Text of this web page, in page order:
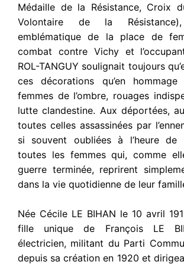
Médaille de la Résistance, Croix
Volontaire de la
emblématique de la place de
combat contre Vichy et
ROL-TANGUY soulignait toujours
ces décorations qu’en
femmes de l’ombre, rouages
lutte clandestine. Aux déportées,
toutes celles assassinées par
si souvent oubliées à l’heure
toutes les femmes qui, comme
guerre terminée, reprirent
dans la vie quotidienne de leur
Née Cécile LE BIHAN le 10 avril
fille unique de François LE
électricien, militant du Parti
depuis sa création en 1920 et